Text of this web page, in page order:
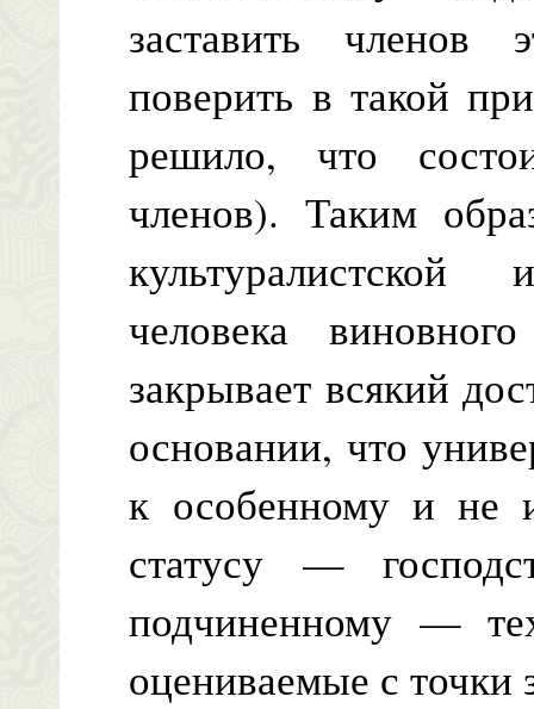
заставить членов
поверить в такой
решило, что
членов). Таким
человека
закрывает всякий
основании, что
к особенному и не
статусу —
подчиненному —
оцениваемые с точки